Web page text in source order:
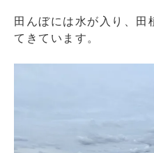
田んぼには水が入り、田
てきています。